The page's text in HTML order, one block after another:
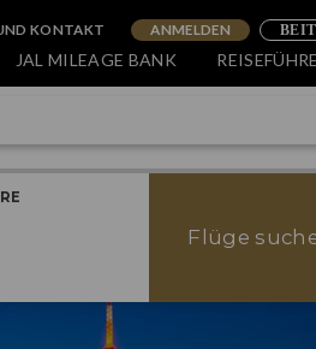
KONTAKT ANMELDEN
JAL MILEAGE BANK
Flüge
Reise durch Tokyo: